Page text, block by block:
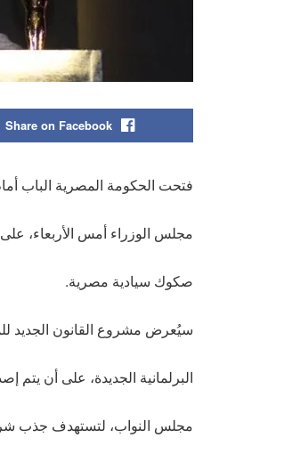
Share on Facebook
فتحت الحكومة المصرية الباب
مجلس الوزراء أمس الأربعاء،
صكوك سيادية مصرية.
سيُعرض مشروع القانون الجديد
البرلمانية الجديدة، على أن
مجلس النواب، لتستهدف جذب